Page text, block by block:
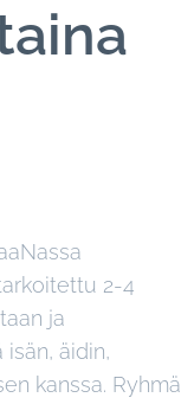
2-4
ja
äidin,
kanssa. Ryhmä